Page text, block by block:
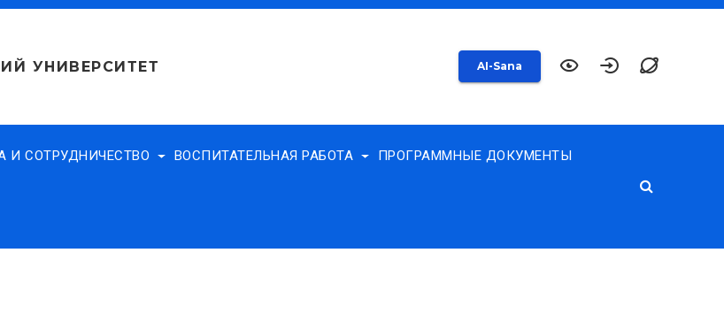
УНИВЕРСИТЕТ
AI-Sana
И СОТРУДНИЧЕСТВО ВОСПИТАТЕЛЬНАЯ РАБОТА ПРОГРАММНЫЕ ДОКУМЕНТЫ